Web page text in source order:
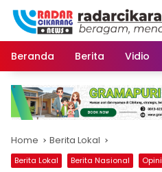
Skip
content
Beranda
Berita Vidio
Home Berita Lokal
Berita Lokal Berita Nasional Opini